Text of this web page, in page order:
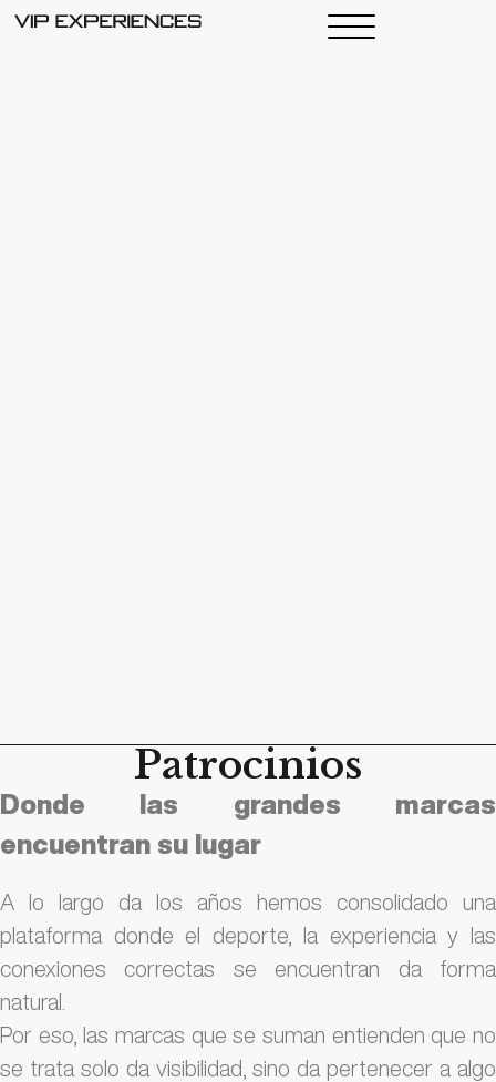
Patrocinios
Donde las grandes marcas
encuentran su lugar
A lo largo da los años hemos consolidado una
plataforma donde el deporte, la experienciay
las
conexiones correctas se encuentran da forma
natural.
Por eso, lasmarcas quesesuman entienden queno
se trata solo da visibilidad,sino dapertenecer a algo